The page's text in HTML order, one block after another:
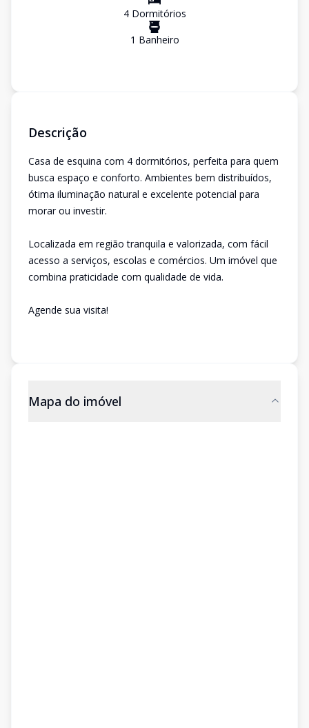
4Dormitórios
1 Banheiro
Descrição
Casa de esquina com 4 dormitórios, perfeita para quem
busca espaço e conforto. Ambientes bem distribuídos,
ótima iluminação natural e excelente potencial para
morar ou investir.
Localizada em região tranquila e valorizada, com fácil
acesso a serviços, escolas e comércios. Um imóvel que
combina praticidade com qualidade de vida.
Agende sua visita!
Mapa do imóvel